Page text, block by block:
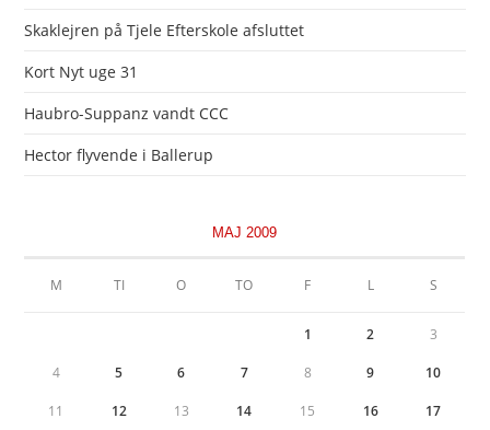
Skaklejren på Tjele Efterskole afsluttet
Kort Nyt uge 31
Haubro-Suppanz vandt CCC
Hector flyvende i Ballerup
MAJ 2009
M TI O TO F L S
1 2 3
4 5 6 7 8 9 10
11 12 13 14 15 16 17